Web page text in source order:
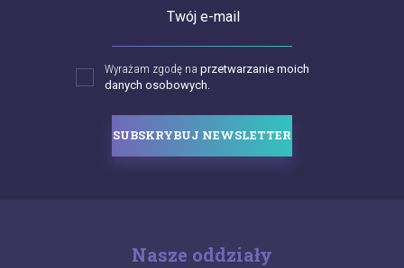
Twój e-mail
Wyrażam zgodę na przetwarzanie moich
danych osobowych.
SUBSKRYBUJ NEWSLETTER
Nasze oddziały